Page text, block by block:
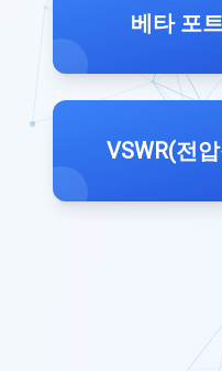
베타 포
VSWR(전